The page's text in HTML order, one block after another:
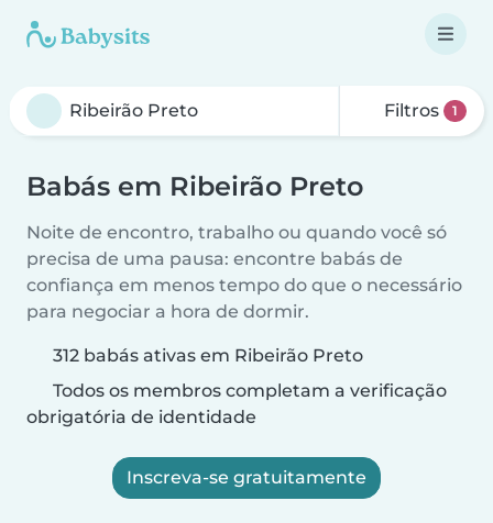
Filtros 1
Babás em Ribeirão Preto
Noite de encontro, trabalho ou quando você só
precisa de uma pausa: encontre babás de
confiança em menos tempo do que o necessário
para negociar a hora de dormir.
312 babás ativas em Ribeirão Preto
Todos os membros completam a verificação
obrigatória de identidade
Inscreva-se gratuitamente